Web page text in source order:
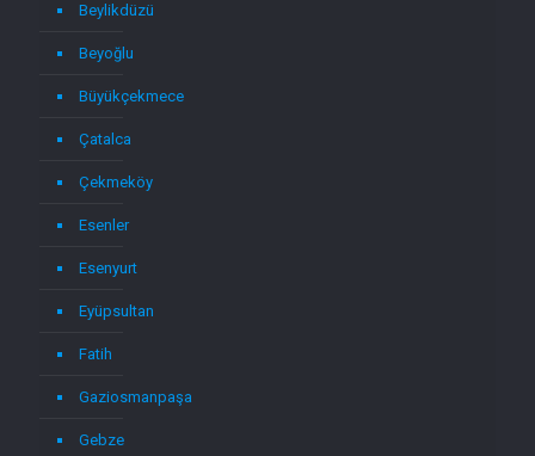
Beylikdüzü
Beyoğlu
Büyükçekmece
Çatalca
Çekmeköy
Esenler
Esenyurt
Eyüpsultan
Fatih
Gaziosmanpaşa
Gebze